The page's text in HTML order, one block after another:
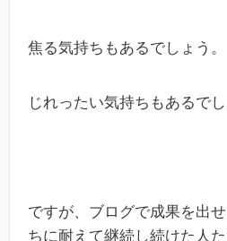
焦る気持ちもあるでしょう。
じれったい気持ちもあるでし
ですが、ブログで成果を出
ちに耐えて継続し続けた人た